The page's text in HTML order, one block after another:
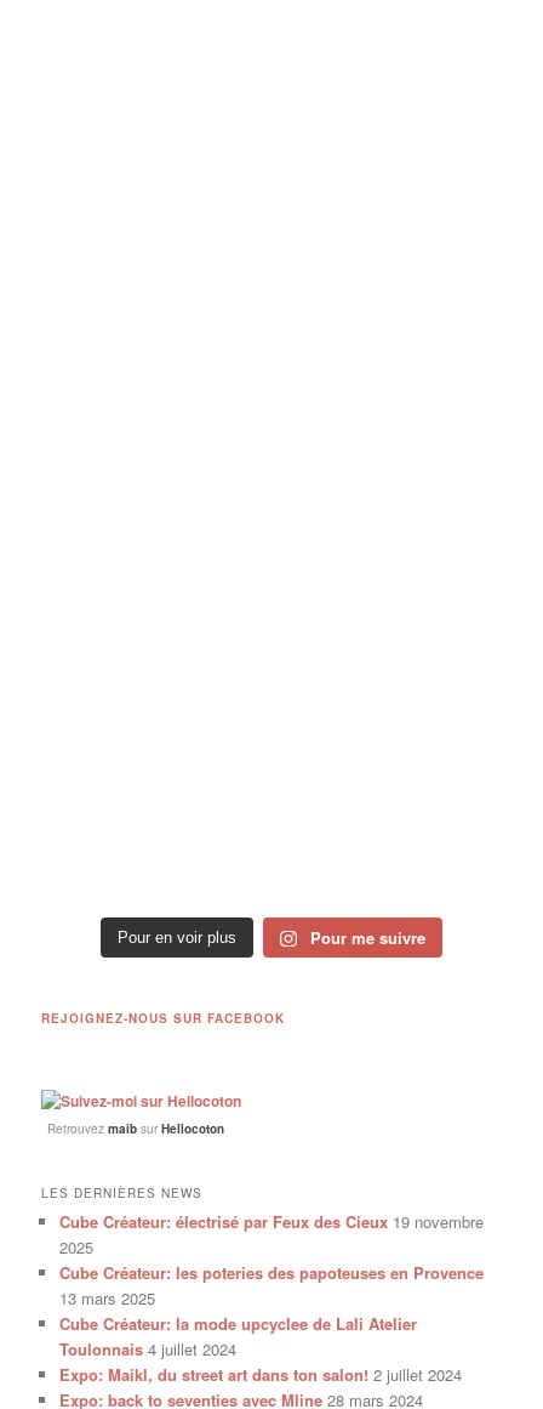
Pour en voir plus Pour me suivre
REJOIGNEZ-NOUS SUR FACEBOOK
Retrouvezmaib surHellocoton
LES DERNIÈRES NEWS
Cube Créateur: électrisé par Feux des Cieux 19 novembre
2025
Cube Créateur: les poteries des papoteuses en Provence
13 mars 2025
Cube Créateur: la mode upcyclee de Lali Atelier
Toulonnais 4 juillet 2024
Expo: Maikl, du street art dans ton salon! 2 juillet 2024
Expo: back to seventies avec Mline 28 mars 2024